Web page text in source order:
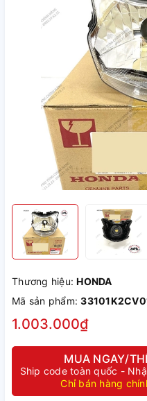
Thương hiệu:HONDA
Mã sản phẩm:
1.003.000₫
MUA NGAY/
Ship code toàn quốc -
Chỉ bán hàng